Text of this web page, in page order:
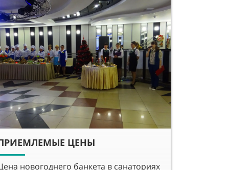
ЦЕНЫ
новогоднего банкета в санаториях